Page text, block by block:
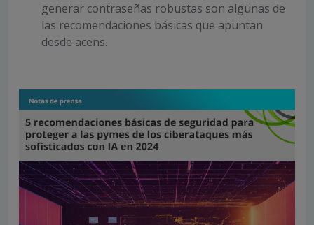
generar contraseñas robustas son algunas de
las recomendaciones básicas que apuntan
desde acens.